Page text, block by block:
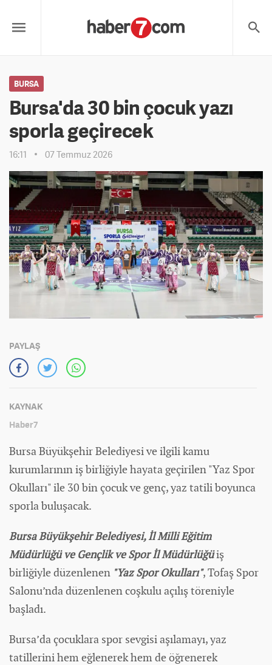
BURSA
Bursa'da 30 bin çocuk yazı
sporla geçirecek
16:11 07 Temmuz 2026
PAYLAŞ
KAYNAK
Haber7
Bursa Büyükşehir Belediyesi ve ilgili kamu
kurumlarının iş birliğiyle hayata geçirilen "Yaz Spor
Okulları" ile 30 bin çocuk ve genç, yaz tatili boyunca
sporla buluşacak.
Bursa Büyükşehir Belediyesi, İl Milli Eğitim
Müdürlüğü ve Gençlik veSporİl Müdürlüğüiş
birliğiyle düzenlenen "Yaz Spor Okulları", Tofaş Spor
Salonu’nda düzenlenen coşkulu açılış töreniyle
başladı.
Bursa’da çocuklara spor sevgisi aşılamayı, yaz
tatillerini hem eğlenerek hem de öğrenerek